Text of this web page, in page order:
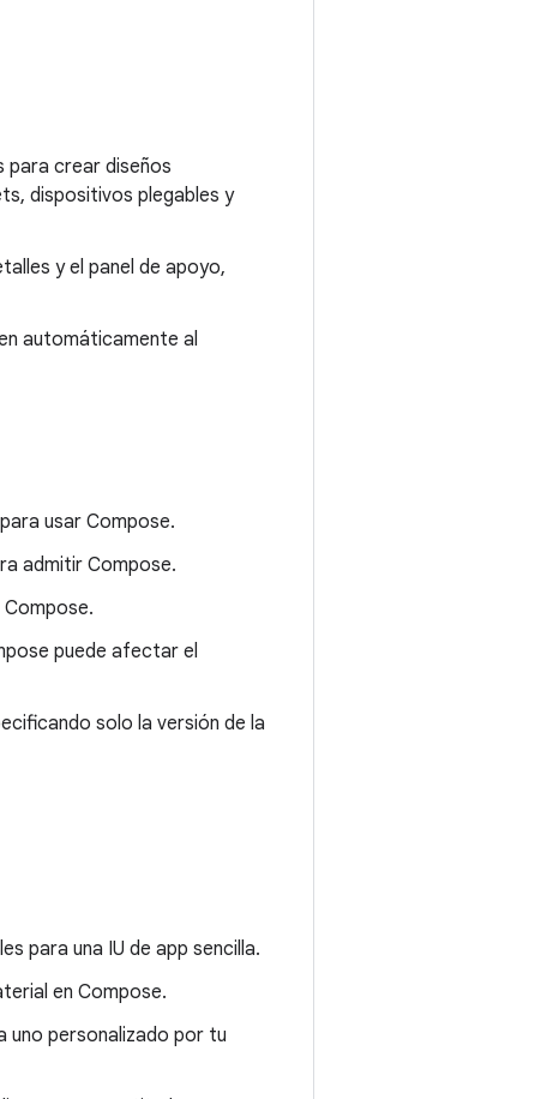
para crear diseños
dispositivos plegables y
y el panel de apoyo,
automáticamente al
usar Compose.
admitir Compose.
puede afectar el
solo la versión de la
para una IU de app sencilla.
en Compose.
uno personalizado por tu